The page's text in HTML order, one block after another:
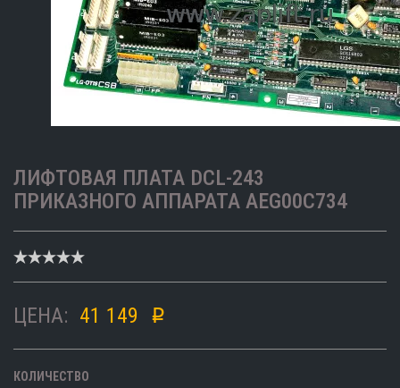
ЛИФТОВАЯ ПЛАТА DCL-243
ПРИКАЗНОГО АППАРАТА AEG00C734
ЦЕНА: 41 149 p
КОЛИЧЕСТВО